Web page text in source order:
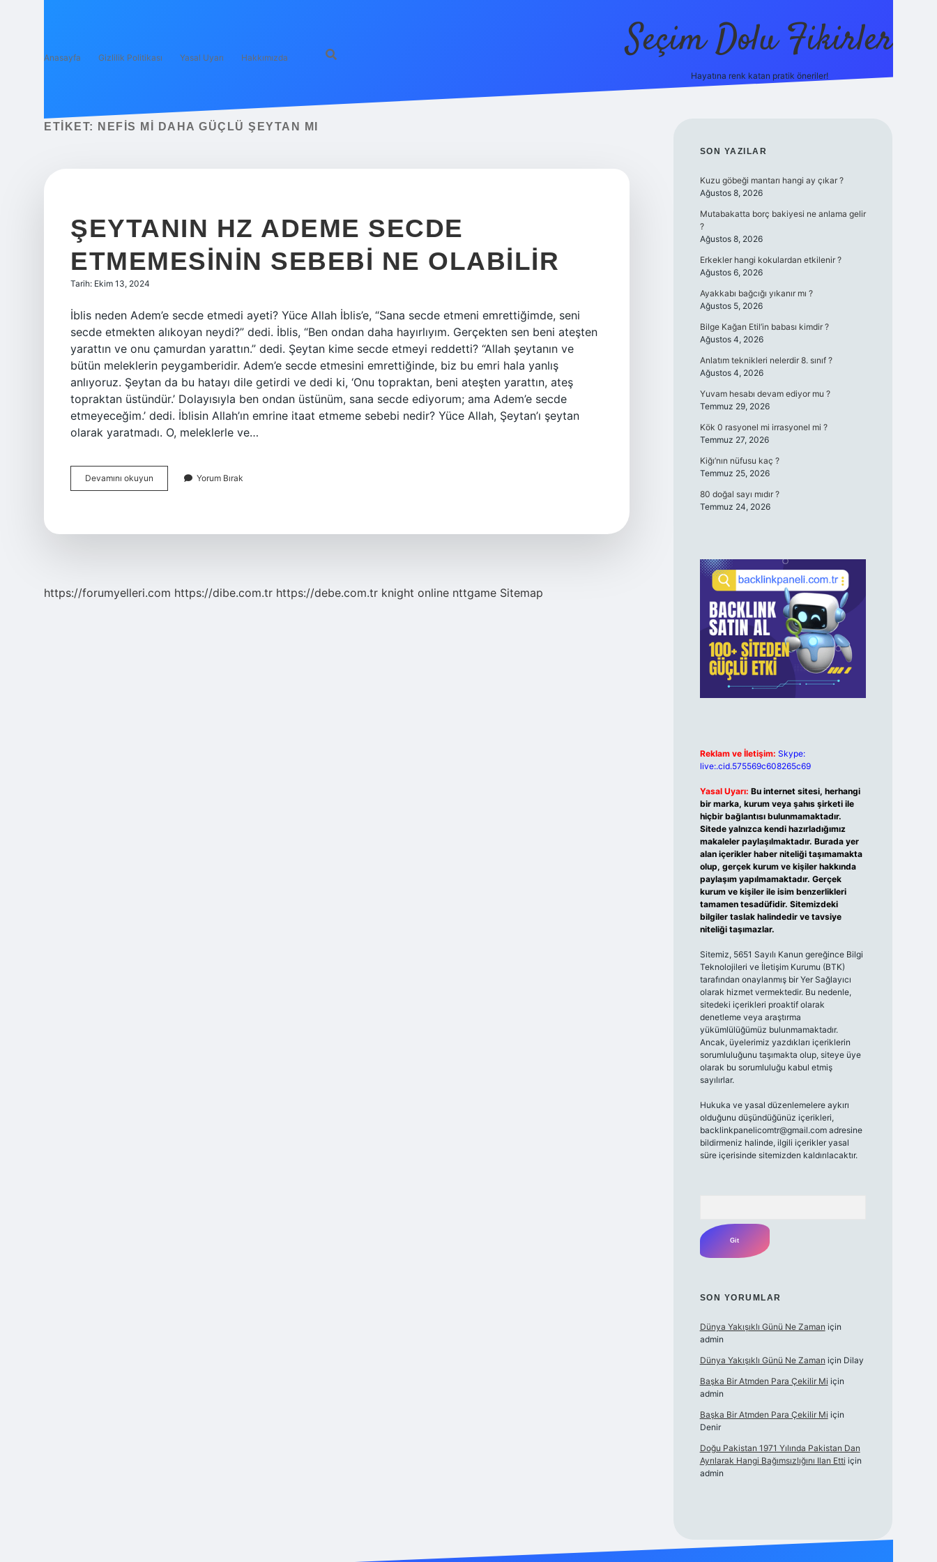
Anasayfa Gizlilik Politikası Yasal Uyarı Hakkımızda Seçim Dolu Fikirler
Hayatına renk katan pratik öneriler!
ETIKET: NEFIS MI DAHA GÜÇLÜ ŞEYTAN MI
ŞEYTANIN HZ ADEME SECDE
ETMEMESININ SEBEBI NE OLABILIR
Tarih: Ekim 13, 2024
İblis neden Adem’e secde etmedi ayeti? Yüce Allah İblis’e, “Sana secde etmeni emrettiğimde, seni
secde etmekten alıkoyan neydi?” dedi. İblis, “Ben ondan daha hayırlıyım. Gerçekten sen beni ateşten
yarattın ve onu çamurdan yarattın.” dedi. Şeytan kime secde etmeyi reddetti? “Allah şeytanın ve
bütün meleklerin peygamberidir. Adem’e secde etmesini emrettiğinde, biz bu emri hala yanlış
anlıyoruz. Şeytan da bu hatayı dile getirdi ve dedi ki, ‘Onu topraktan, beni ateşten yarattın, ateş
topraktan üstündür.’ Dolayısıyla ben ondan üstünüm, sana secde ediyorum; ama Adem’e secde
etmeyeceğim.’ dedi. İblisin Allah’ın emrine itaat etmeme sebebi nedir? Yüce Allah, Şeytan’ı şeytan
olarak yaratmadı. O, meleklerle ve…
Devamını okuyun Şeytanın
Hz
Yorum Bırak
https://forumyelleri.com https://dibe.com.tr https://debe.com.tr knight online nttgame Sitemap
SIDEBAR
SON YAZILAR
Kuzu göbeği mantarı hangi ay çıkar ?
Ağustos 8, 2026
Mutabakatta borç bakiyesi ne anlama gelir
?
Ağustos 8, 2026
Erkekler hangi kokulardan etkilenir ?
Ağustos 6, 2026
Ayakkabı bağcığı yıkanır mı ?
Ağustos 5, 2026
Bilge Kağan Etil’in babası kimdir ?
Ağustos 4, 2026
Anlatım teknikleri nelerdir 8. sınıf ?
Ağustos 4, 2026
Yuvam hesabı devam ediyor mu ?
Temmuz 29, 2026
Kök 0 rasyonel mi irrasyonel mi ?
Temmuz 27, 2026
Kiğı’nın nüfusu kaç ?
Temmuz 25, 2026
80 doğal sayı mıdır ?
Temmuz 24, 2026
Reklam ve İletişim: Skype:
live:.cid.575569c608265c69
Yasal Uyarı: Bu internet sitesi, herhangi
bir marka, kurum veya şahıs şirketi ile
hiçbir bağlantısı bulunmamaktadır.
Sitede yalnızca kendi hazırladığımız
makaleler paylaşılmaktadır. Burada yer
alan içerikler haber niteliği taşımamakta
olup, gerçek kurum ve kişiler hakkında
paylaşım yapılmamaktadır. Gerçek
kurum ve kişiler ile isim benzerlikleri
tamamen tesadüfidir. Sitemizdeki
bilgiler taslak halindedir ve tavsiye
niteliği taşımazlar.
Sitemiz, 5651 Sayılı Kanun gereğince Bilgi
Teknolojileri ve İletişim Kurumu (BTK)
tarafından onaylanmış bir Yer Sağlayıcı
olarak hizmet vermektedir. Bu nedenle,
sitedeki içerikleri proaktif olarak
denetleme veya araştırma
yükümlülüğümüz bulunmamaktadır.
Ancak, üyelerimiz yazdıkları içeriklerin
sorumluluğunu taşımakta olup, siteye üye
olarak bu sorumluluğu kabul etmiş
sayılırlar.
Hukuka ve yasal düzenlemelere aykırı
olduğunu düşündüğünüz içerikleri,
backlinkpanelicomtr@gmail.comadresine
bildirmeniz halinde, ilgili içerikler yasal
süre içerisinde sitemizden kaldırılacaktır.
SON YORUMLAR
Dünya Yakışıklı Günü Ne Zaman için
admin
Dünya Yakışıklı Günü Ne Zaman için Dilay
Başka Bir Atmden Para Çekilir Mi için
admin
Başka Bir Atmden Para Çekilir Mi için
Denir
Doğu Pakistan 1971 Yılında Pakistan Dan
Ayrılarak Hangi Bağımsızlığını Ilan Etti için
admin